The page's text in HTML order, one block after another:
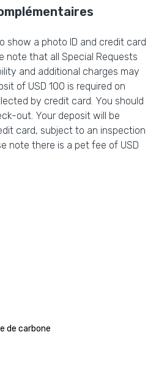
show a photo ID and credit card
note that all Special Requests
and additional charges may
of USD 100 is required on
by credit card. You should
out. Your deposit will be
card, subject to an inspection
note there is a pet fee of USD
de carbone